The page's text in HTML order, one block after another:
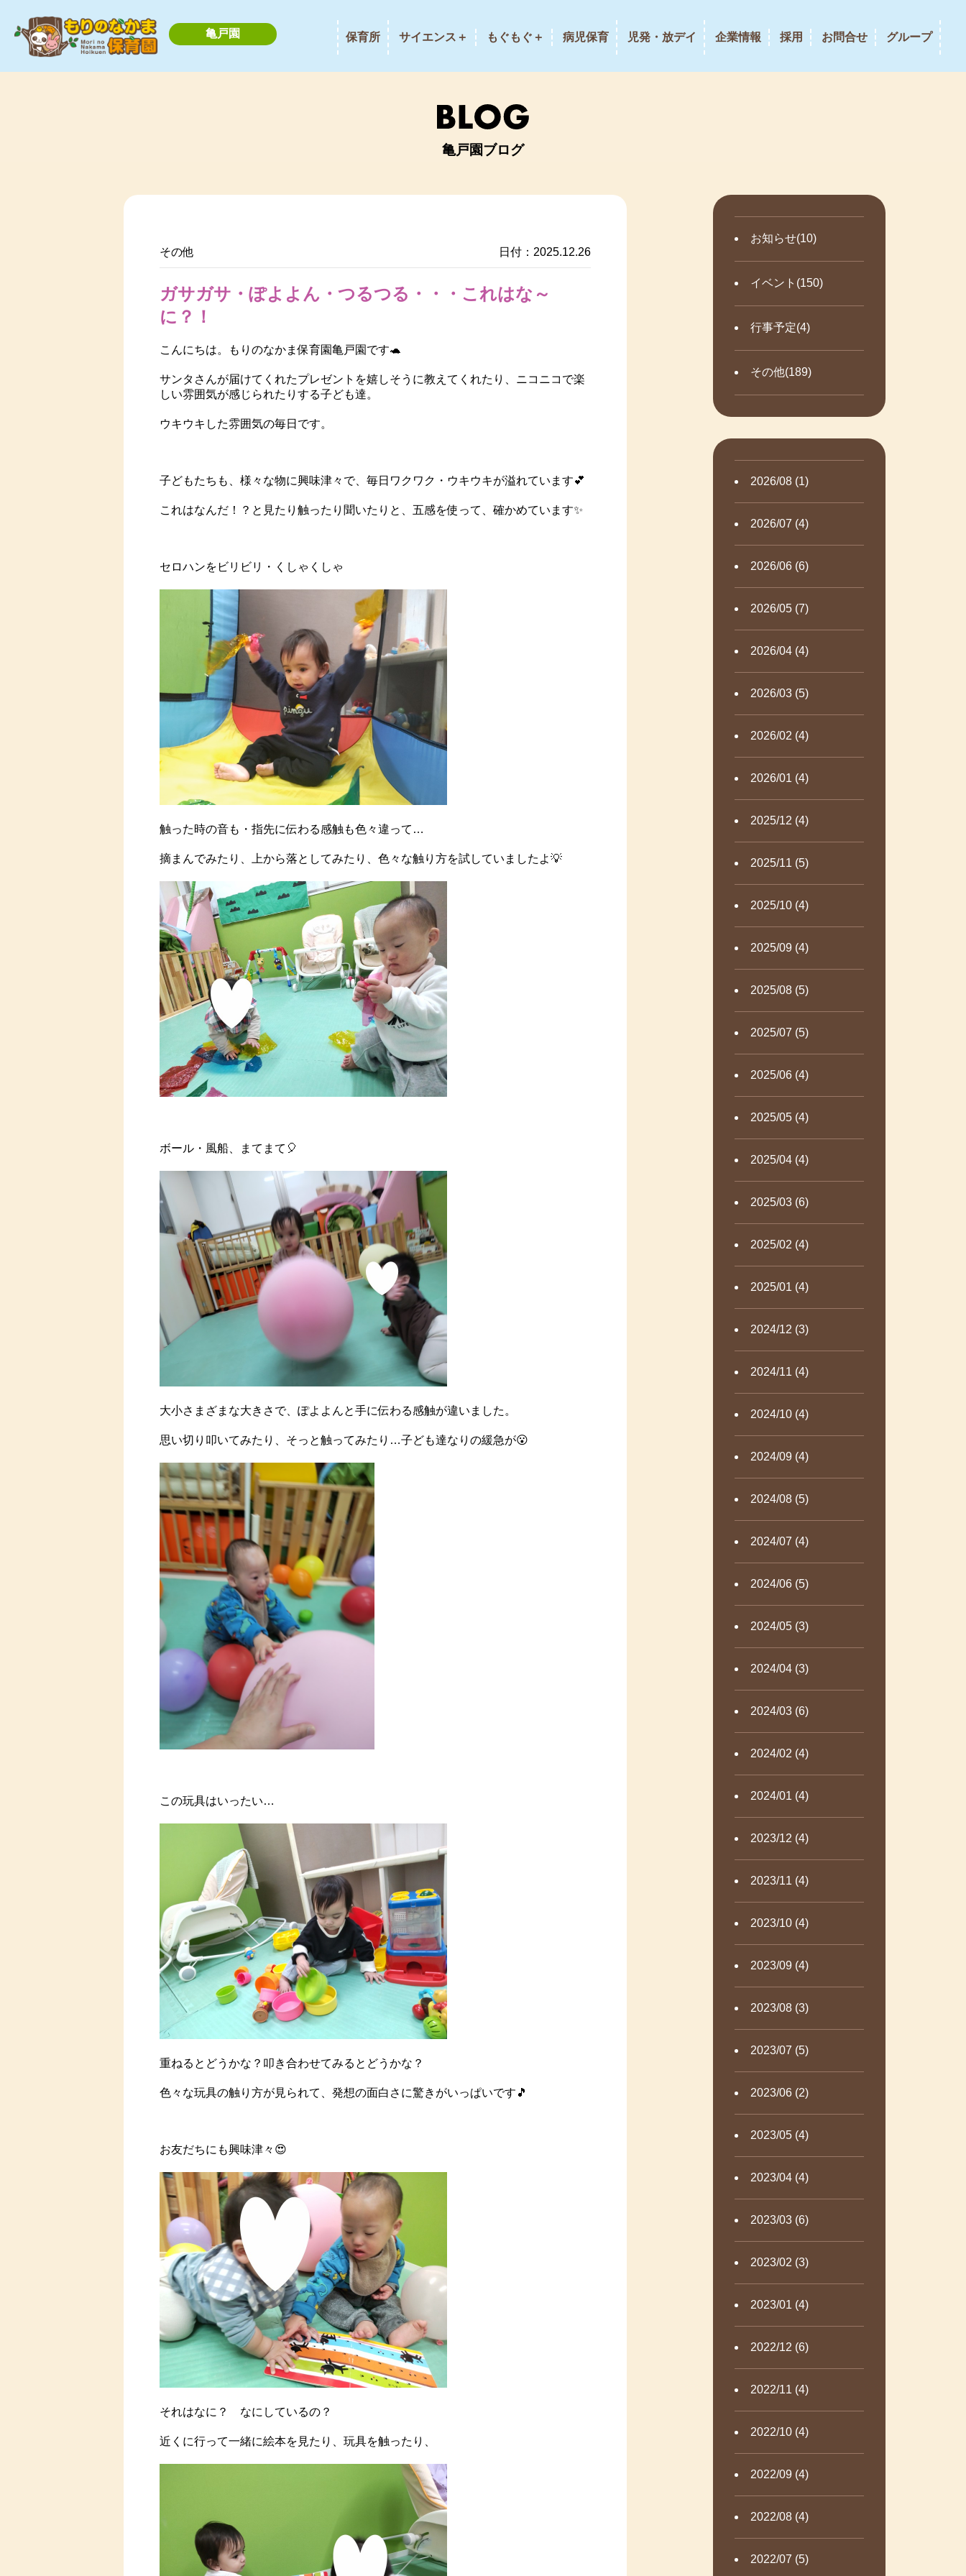
亀戸園 保育所 サイエンス＋ もぐもぐ＋ 病児保育 児発・放デイ 企業情報 採用 お問合せ グループ
亀戸園ブログ
お知らせ(10)
イベント(150)
行事予定(4)
その他(189)
2026/08 (1)
2026/07 (4)
2026/06 (6)
2026/05 (7)
2026/04 (4)
2026/03 (5)
2026/02 (4)
2026/01 (4)
2025/12 (4)
2025/11 (5)
2025/10 (4)
2025/09 (4)
2025/08 (5)
2025/07 (5)
2025/06 (4)
2025/05 (4)
2025/04 (4)
2025/03 (6)
2025/02 (4)
2025/01 (4)
2024/12 (3)
2024/11 (4)
2024/10 (4)
2024/09 (4)
2024/08 (5)
2024/07 (4)
2024/06 (5)
2024/05 (3)
2024/04 (3)
2024/03 (6)
2024/02 (4)
2024/01 (4)
2023/12 (4)
2023/11 (4)
2023/10 (4)
2023/09 (4)
2023/08 (3)
2023/07 (5)
2023/06 (2)
2023/05 (4)
2023/04 (4)
2023/03 (6)
2023/02 (3)
2023/01 (4)
2022/12 (6)
2022/11 (4)
2022/10 (4)
2022/09 (4)
2022/08 (4)
2022/07 (5)
その他 日付：2025.12.26
ガサガサ・ぽよよん・つるつる・・・これはな～
に？！
こんにちは。もりのなかま保育園亀戸園です🐢
サンタさんが届けてくれたプレゼントを嬉しそうに教えてくれたり、ニコニコで楽
しい雰囲気が感じられたりする子ども達。
ウキウキした雰囲気の毎日です。
子どもたちも、様々な物に興味津々で、毎日ワクワク・ウキウキが溢れています💕
これはなんだ！？と見たり触ったり聞いたりと、五感を使って、確かめています✨
セロハンをビリビリ・くしゃくしゃ
触った時の音も・指先に伝わる感触も色々違って…
摘まんでみたり、上から落としてみたり、色々な触り方を試していましたよ💡
ボール・風船、まてまて🎈
大小さまざまな大きさで、ぽよよんと手に伝わる感触が違いました。
思い切り叩いてみたり、そっと触ってみたり…子ども達なりの緩急が😮
この玩具はいったい…
重ねるとどうかな？叩き合わせてみるとどうかな？
色々な玩具の触り方が見られて、発想の面白さに驚きがいっぱいです🎵
お友だちにも興味津々😍
それはなに？ なにしているの？
近くに行って一緒に絵本を見たり、玩具を触ったり、